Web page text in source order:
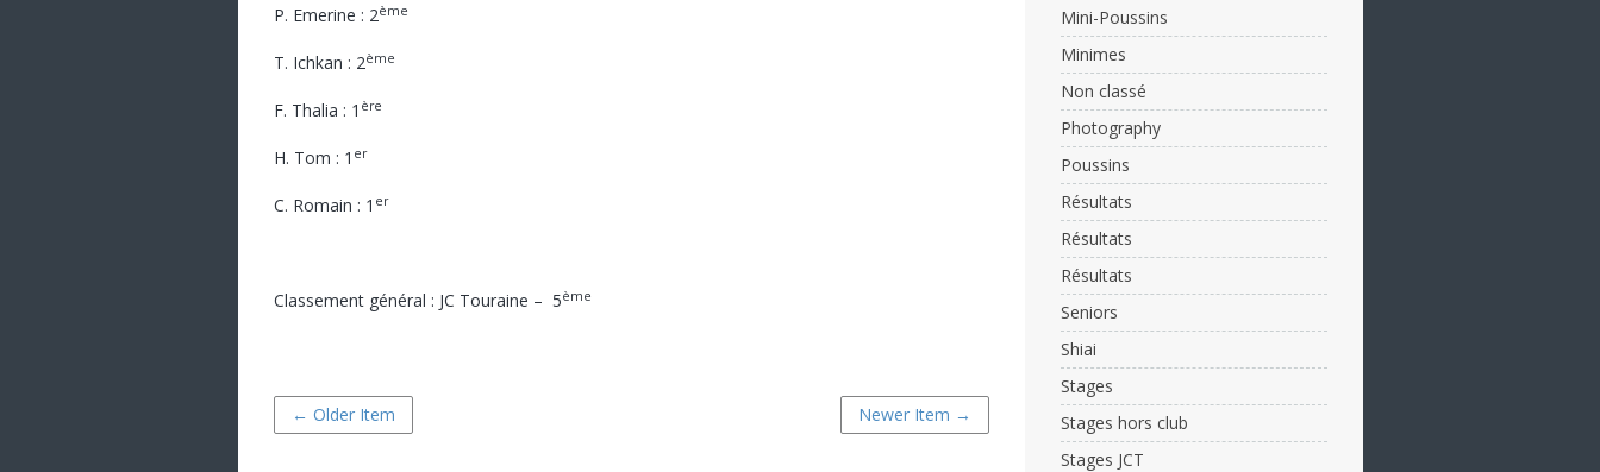
P. Emerine : 2ème
T. Ichkan : 2ème
F. Thalia : 1 ère
H. Tom : 1 er
C. Romain : 1 er
Classement général : JC Touraine – 5ème
← Older Item Newer Item →
Mini-Poussins
Minimes
Non classé
Photography
Poussins
Résultats
Résultats
Résultats
Seniors
Shiai
Stages
Stages hors club
Stages JCT